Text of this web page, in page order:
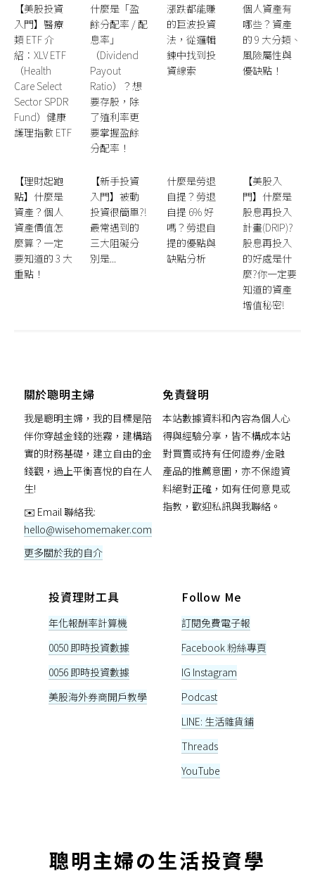
【美股投資
入門】醫療
類 ETF 介
紹：XLV ETF
（Health
Care Select
Sector SPDR
Fund）健康
護理指數 ETF
什麼是「盈
餘分配率 / 配
息率」
（Dividend
Payout
Ratio）？想
要存股，除
了殖利率更
要掌握盈餘
分配率！
漲跌都能賺
的巨波投資
法，從邏輯
鍊中找到投
資線索
個人資產有
哪些？資產
的 9 大分類、
風險屬性與
優缺點！
【理財起跑
點】什麼是
資產？個人
資產價值怎
麼算？一定
要知道的 3 大
重點！
【新手投資
入門】被動
投資很簡單?!
最常遇到的
三大阻礙分
別是...
什麼是勞退
自提？勞退
自提 6% 好
嗎？勞退自
提的優點與
缺點分析
【美股入
門】什麼是
股息再投入
計畫(DRIP)?
股息再投入
的好處是什
麼?你一定要
知道的資產
增值秘密!
關於聰明主婦
我是聰明主婦，我的目標是陪
伴你穿越金錢的迷霧，建構踏
實的財務基礎，建立自由的金
錢觀，過上平衡喜悅的自在人
生!
✉️ Email 聯絡我:
hello@wisehomemaker.com
更多關於我的自介
免責聲明
本站數據資料和內容為個人心
得與經驗分享，皆不構成本站
對買賣或持有任何證券/金融
產品的推薦意圖，亦不保證資
料絕對正確，如有任何意見或
指教，歡迎私訊與我聯絡。
投資理財工具
年化報酬率計算機
0050 即時投資數據
0056 即時投資數據
美股海外券商開戶教學
Follow Me
訂閱免費電子報
Facebook 粉絲專頁
IG Instagram
Podcast
LINE: 生活雜貨鋪
Threads
YouTube
聰明主婦の生活投資學